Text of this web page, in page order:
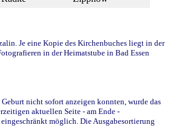
Je eine Kopie des Kirchenbuches liegt in der
in der Heimatstube in Bad Essen
nicht sofort anzeigen konnten, wurde das
aktuellen Seite - am Ende -
möglich. Die Ausgabesortierung